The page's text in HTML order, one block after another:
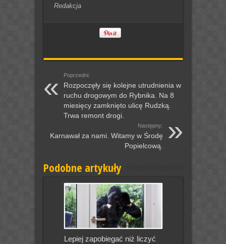
Redakcja
Poprzedni:
Rozpoczęły się kolejne utrudnienia w
ruchu drogowym do Rybnika. Na 8
miesięcy zamknięto ulicę Rudzką.
Trwa remont drogi.
Następny:
Karnawał za nami. Witamy w Środę
Popielcową.
Podobne artykuły
Lepiej zapobiegać niż liczyć